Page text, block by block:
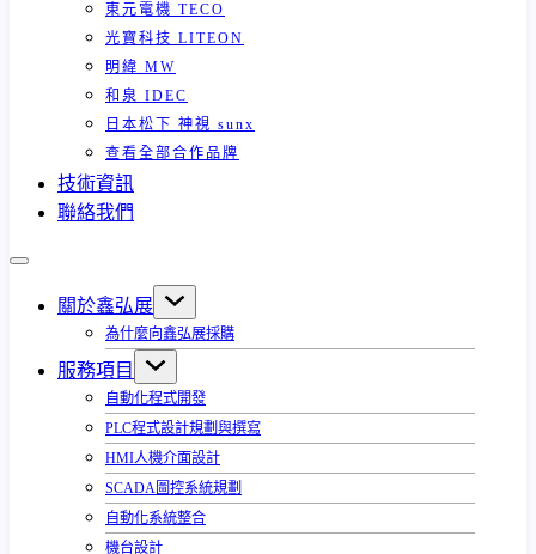
東元電機 TECO
光寶科技 LITEON
明緯 MW
和泉 IDEC
日本松下 神視 sunx
查看全部合作品牌
技術資訊
聯絡我們
關於鑫弘展
為什麼向鑫弘展採購
服務項目
自動化程式開發
PLC程式設計規劃與撰寫
HMI人機介面設計
SCADA圖控系統規劃
自動化系統整合
機台設計